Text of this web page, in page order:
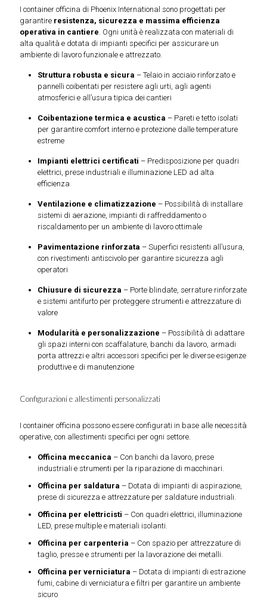
I container officina di Phoenix International sono progettati per
garantire resistenza, sicurezza e massima efficienza
operativa in cantiere . Ogni unità è realizzata con materiali di
alta qualità e dotata di impianti specifici per assicurare un
ambiente di lavoro funzionale e attrezzato.
Struttura robusta e sicura – Telaio in acciaio rinforzato e
pannelli coibentati per resistere agli urti, agli agenti
atmosferici e all’usura tipica dei cantieri
Coibentazione termica e acustica – Pareti e tetto isolati
per garantire comfort interno e protezione dalle temperature
estreme
Impianti elettrici certificati – Predisposizione per quadri
elettrici, prese industriali e illuminazione LED ad alta
efficienza
Ventilazione e climatizzazione – Possibilità di installare
sistemi di aerazione, impianti di raffreddamento o
riscaldamento per un ambiente di lavoro ottimale
Pavimentazione rinforzata – Superfici resistenti all’usura,
con rivestimenti antiscivolo per garantire sicurezza agli
operatori
Chiusure di sicurezza – Porte blindate, serrature rinforzate
e sistemi antifurto per proteggere strumenti e attrezzature di
valore
Modularità e personalizzazione – Possibilità di adattare
gli spazi interni con scaffalature, banchi da lavoro, armadi
porta attrezzi e altri accessori specifici per le diverse esigenze
produttive e di manutenzione
Configurazioni e allestimenti personalizzati
I container officina possono essere configurati in base alle necessità
operative, con allestimenti specifici per ogni settore.
Officina meccanica – Con banchi da lavoro, prese
industriali e strumenti per la riparazione di macchinari.
Officina per saldatura – Dotata di impianti di aspirazione,
prese di sicurezza e attrezzature per saldature industriali.
Officina per elettricisti – Con quadri elettrici, illuminazione
LED, prese multiple e materiali isolanti.
Officina per carpenteria – Con spazio per attrezzature di
taglio, presse e strumenti per la lavorazione dei metalli.
Officina per verniciatura – Dotata di impianti di estrazione
fumi, cabine di verniciatura e filtri per garantire un ambiente
sicuro